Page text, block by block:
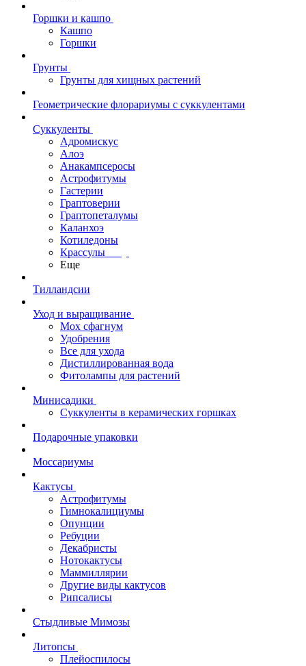
Горшки и кашпо
Кашпо
Горшки
Грунты
Грунты для хищных растений
Геометрические флорариумы с суккулентами
Суккуленты
Адромискус
Алоэ
Анакампсеросы
Астрофитумы
Гастерии
Граптоверии
Граптопеталумы
Каланхоэ
Котиледоны
Крассулы
Еще
Тилландсии
Уход и выращивание
Мох сфагнум
Удобрения
Все для ухода
Дистиллированная вода
Фитолампы для растений
Минисадики
Суккуленты в керамических горшках
Подарочные упаковки
Моссариумы
Кактусы
Астрофитумы
Гимнокалициумы
Опунции
Ребуции
Декабристы
Нотокактусы
Маммиллярии
Другие виды кактусов
Рипсалисы
Стыдливые Мимозы
Литопсы
Плейоспилосы